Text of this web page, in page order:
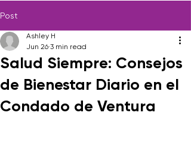
Post
Salud Siempre: Consejos
de Bienestar Diario en el
Condado de Ventura
Ashley H
Jun 26 3 min read